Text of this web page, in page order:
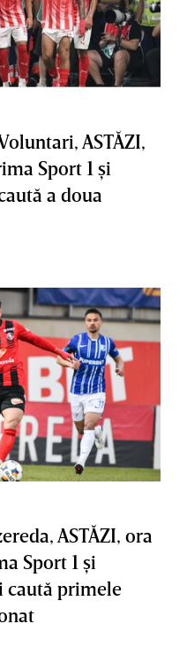
ASTĂZI,
Sport 1 şi
a doua
ASTĂZI, ora
Sport 1 şi
caută primele